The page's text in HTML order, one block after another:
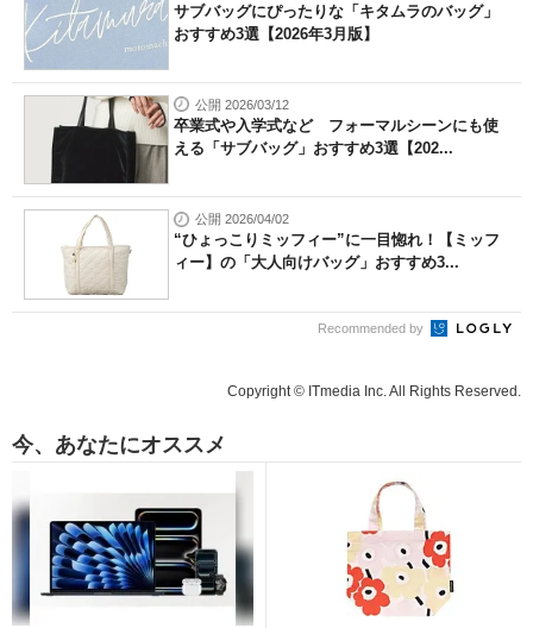
サブバッグにぴったりな「キタムラのバッグ」
おすすめ3選【2026年3月版】
公開 2026/03/12
卒業式や入学式など フォーマルシーンにも使
える「サブバッグ」おすすめ3選【202...
公開 2026/04/02
“ひょっこりミッフィー”に一目惚れ！【ミッフ
ィー】の「大人向けバッグ」おすすめ3...
Recommended by
Copyright © ITmedia Inc. All Rights Reserved.
今、あなたにオススメ